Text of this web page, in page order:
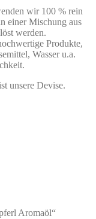
wir 100 % rein
einer Mischung aus
werden.
Produkte,
Wasser u.a.
unsere Devise.
Aromaöl“